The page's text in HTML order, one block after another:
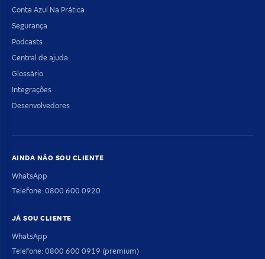
Conta Azul Na Prática
Segurança
Podcasts
Central de ajuda
Glossário
Integrações
Desenvolvedores
AINDA NÃO SOU CLIENTE
WhatsApp
Telefone: 0800 600 0920
JÁ SOU CLIENTE
WhatsApp
Telefone: 0800 600 0919 (premium)